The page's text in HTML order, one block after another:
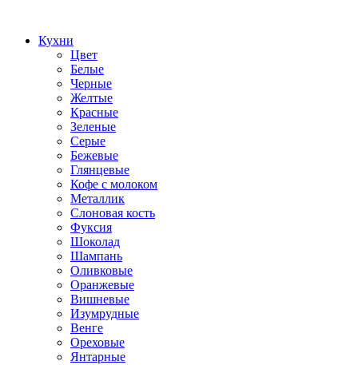
Кухни
Цвет
Белые
Черные
Желтые
Красные
Зеленые
Серые
Бежевые
Глянцевые
Кофе с молоком
Металлик
Слоновая кость
Фуксия
Шоколад
Шампань
Оливковые
Оранжевые
Вишневые
Изумрудные
Венге
Ореховые
Янтарные